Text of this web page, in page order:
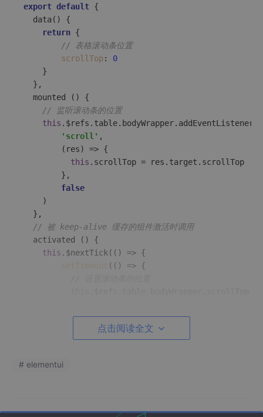
export default {
data( ) {
return {
// 表格滚动条位置
scrollTop: 0
    }
  },
mounted () {
// 监听滚动条的位置
this . $refs . table. bodyWrapper. addEventListener
'scroll' ,
( res) => {
this . scrollTop = res. target . scrollTop
},
false
)
  },
// 被 keep-alive 缓存的组件激活时调用
  activated () {
this .$nextTick( () => {
setTimeout ( () => {
</script>
点击阅读全文
# elementui